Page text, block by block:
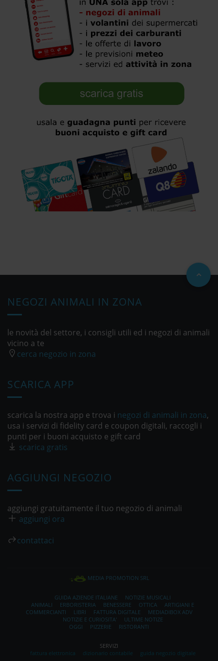
NEGOZI ANIMALI IN ZONA
le novità del settore, i consigli utili ed i negozi di animali
vicino a te
cerca negozio in zona
SCARICA APP
scarica la nostra app e trova i negozi di animali in zona,
usa i servizi di fidelity card e coupon digitali, raccogli i
punti per i buoni acquisto e gift card
scarica gratis
AGGIUNGI NEGOZIO
aggiungi gratuitamente il tuo negozio di animali
aggiungi ora
contattaci
MEDIA PROMOTION SRL
GUIDA AZIENDE ITALIANE
NOTIZIE MUSICALI
ANIMALI
ERBORISTERIA BENESSERE OTTICA
ARTIGIANI E
COMMERCIANTI
LIBRI FATTURA DIGITALE
MEDIADIBOX ADV
NOTIZIE E CURIOSITA'
ULTIME NOTIZE
OGGI
PIZZERIE RISTORANTI
SERVIZI
fattura elettronica
dizionario contabile guida negozio digitale